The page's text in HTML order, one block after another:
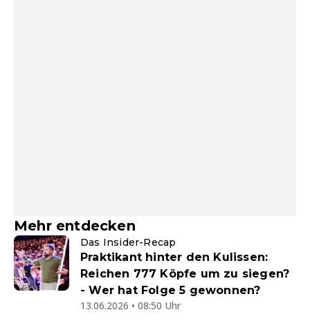
Mehr entdecken
Das Insider-Recap
Praktikant hinter den Kulissen:
Reichen 777 Köpfe um zu siegen?
- Wer hat Folge 5 gewonnen?
13.06.2026 • 08:50 Uhr